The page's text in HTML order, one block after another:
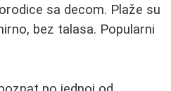
sa decom. Plaže su
bez talasa. Popularni